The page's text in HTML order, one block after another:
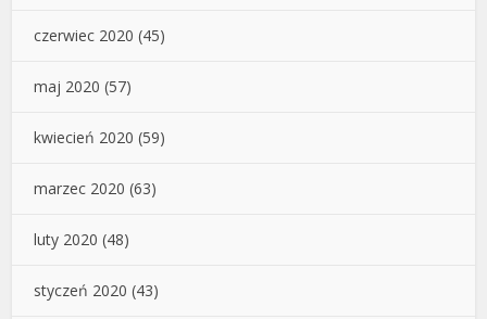
czerwiec 2020 (45)
maj 2020 (57)
kwiecień 2020 (59)
marzec 2020 (63)
luty 2020 (48)
styczeń 2020 (43)